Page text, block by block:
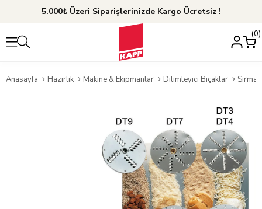
5.000₺ Üzeri Siparişlerinizde Kargo Ücretsiz !
0
Anasayfa Hazırlık Makine & Ekipmanlar Dilimleyici Bıçaklar